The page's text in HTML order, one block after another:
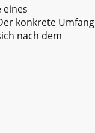
eines
konkrete Umfang
nach dem